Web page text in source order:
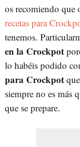
os recomiendo que
recetas para
tenemos.
en la Crockpot
lo habéis podido
para Crockpot
siempre no es más
que se prepare.